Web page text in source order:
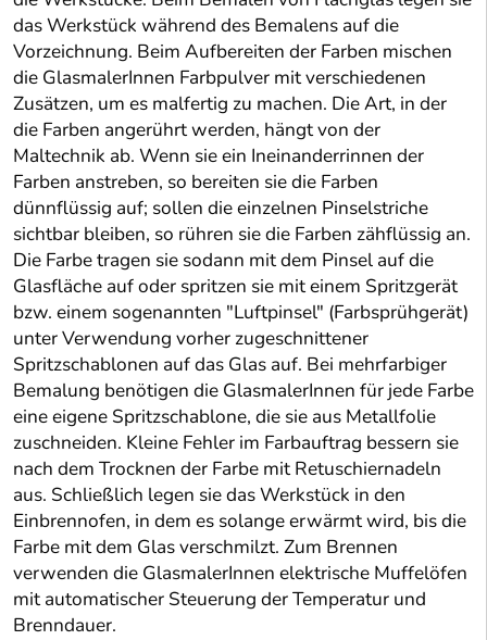
das Werkstück während des Bemalens auf die
Vorzeichnung. Beim Aufbereiten der Farben mischen
die GlasmalerInnen Farbpulver mit verschiedenen
Zusätzen, um es malfertig zu machen. Die Art, in der
die Farben angerührt werden, hängt von der
Maltechnik ab. Wenn sie ein Ineinanderrinnen der
Farben anstreben, so bereiten sie die Farben
dünnflüssig auf; sollen die einzelnen Pinselstriche
sichtbar bleiben, so rühren sie die Farben zähflüssig an.
Die Farbe tragen sie sodann mit dem Pinsel auf die
Glasfläche auf oder spritzen sie mit einem Spritzgerät
bzw. einem sogenannten "Luftpinsel" (Farbsprühgerät)
unter Verwendung vorher zugeschnittener
Spritzschablonen auf das Glas auf. Bei mehrfarbiger
Bemalung benötigen die GlasmalerInnen für jede Farbe
eine eigene Spritzschablone, die sie aus Metallfolie
zuschneiden. Kleine Fehler im Farbauftrag bessern sie
nach dem Trocknen der Farbe mit Retuschiernadeln
aus. Schließlich legen sie das Werkstück in den
Einbrennofen, in dem es solange erwärmt wird, bis die
Farbe mit dem Glas verschmilzt. Zum Brennen
verwenden die GlasmalerInnen elektrische Muffelöfen
mit automatischer Steuerung der Temperatur und
Brenndauer.